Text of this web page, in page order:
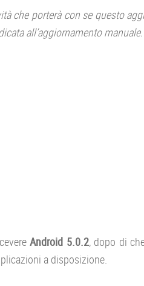
che porterà con se questo
all’aggiornamento manuale.
Android 5.0.2, dopo di
a disposizione.